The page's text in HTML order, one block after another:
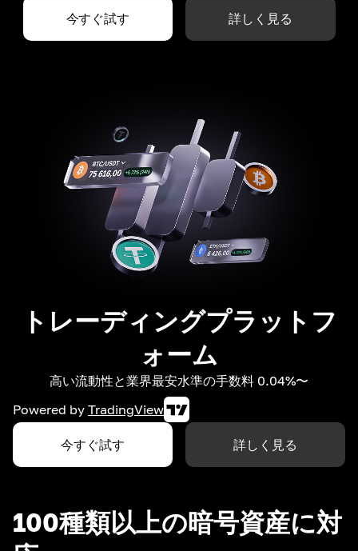
今すぐ試す 詳しく見る
トレーディングプラットフ
ォーム
高い流動性と業界最安水準の手数料 0.04%〜
Powered by TradingView
今すぐ試す 詳しく見る
100種類以上の暗号資産に対